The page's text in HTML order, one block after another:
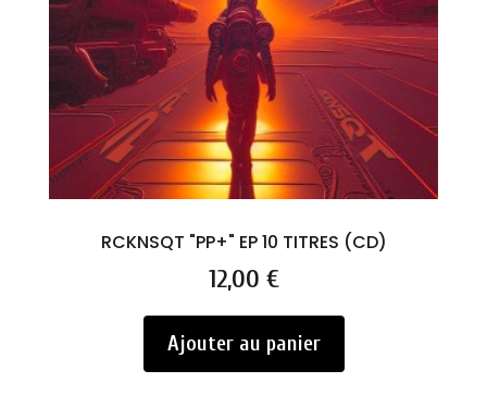
RCKNSQT "PP+" EP 10 TITRES (CD)
Prix
12,00 €
Ajouter au panier